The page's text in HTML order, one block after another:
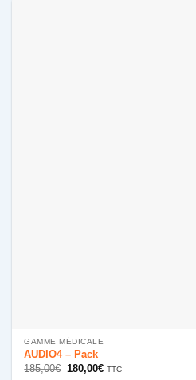
GAMME MÉDICALE
AUDIO4 – Pack
185,00€ Le
180,00€LeTTC